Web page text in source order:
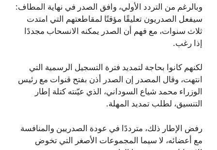
وبالرغم من التردد الأولي، وافق الصدر في نهاية المطاف:
سيفعل الصدريون تعليقًا مؤقتًا لمقاطعتهم التي امتدت
ثلاث سنوات، مع فهم أن الصدر يمكنه الانسحاب مجددًا
إذا رغب.
لكنهم كانوا بحاجة لتمديد فترة التسجيل الرسمية التي
انتهت، وقال المصدر إن الصدر أذن بفتح قنوات مع رئيس
الوزراء محمد شياع السوداني، الذي عيّنته كتلة إطار
التنسيق، لطلب تمديد المهلة.
رفض الإطار ذلك، مترددًا في عودة الصدريين والمنافسة
مع أعضائه، لا سيما المجموعات الأصغر التي تخوض